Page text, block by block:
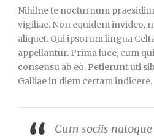
Nihilne te nocturnum
vigiliae. Non equidem invideo,
aliquet. Qui ipsorum lingua
appellantur. Prima luce, cum
consensu ab eo. Petierunt uti
Galliae in diem certam indicere.
Cum sociis